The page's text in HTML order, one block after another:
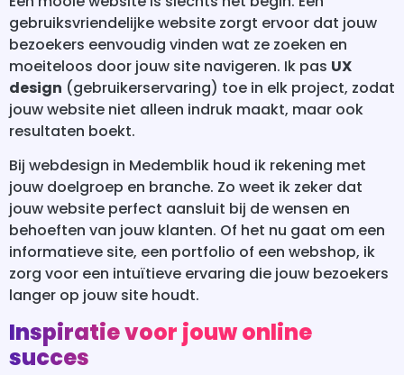
gebruiksvriendelijke website zorgt ervoor dat jouw
bezoekers eenvoudig vinden wat ze zoeken en
moeiteloos door jouw site navigeren. Ik pas UX
design (gebruikerservaring) toe in elk project, zodat
jouw website niet alleen indruk maakt, maar ook
resultaten boekt.
Bij webdesign in Medemblik houd ik rekening met
jouw doelgroep en branche. Zo weet ik zeker dat
jouw website perfect aansluit bij de wensen en
behoeften van jouw klanten. Of het nu gaat om een
informatieve site, een portfolio of een webshop, ik
zorg voor een intuïtieve ervaring die jouw bezoekers
langer op jouw site houdt.
Inspiratie voor jouw online
succes